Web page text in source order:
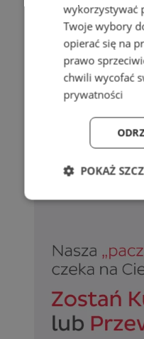
wykorzystywać
Twoje wybory
opierać się na
prawo
chwili wycofać
prywatności
POKAŻ
Niezbędne